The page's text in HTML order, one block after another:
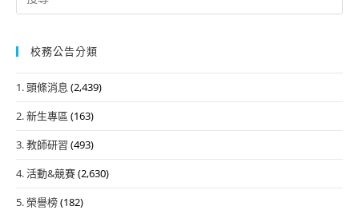
for:
校務公告分類
1. 頭條消息 (2,439)
2. 新生專區 (163)
3. 教師研習 (493)
4. 活動&競賽(2,630)
5. 榮譽榜(182)